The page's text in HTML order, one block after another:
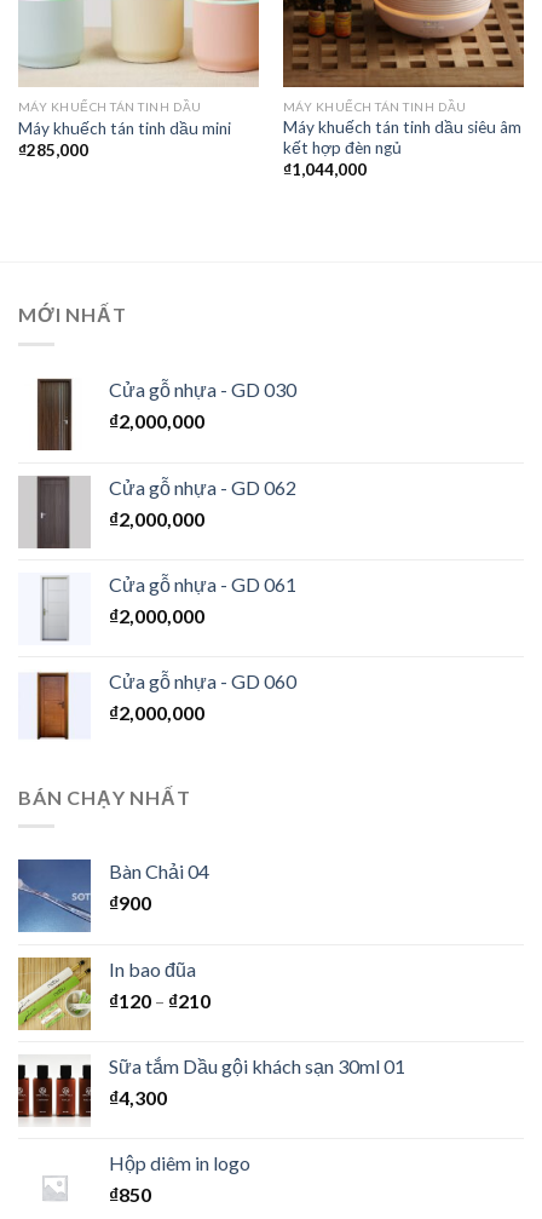
MÁY KHUẾCH TÁN TINH DẦU
Máy khuếch tán tinh dầu mini
₫285,000
MÁY KHUẾCH TÁN TINH DẦU
Máy khuếch tán tinh dầu siêu âm
kết hợp đèn ngủ
₫1,044,000
MỚI NHẤT
Cửa gỗ nhựa - GD 030
₫2,000,000
Cửa gỗ nhựa - GD 062
₫2,000,000
Cửa gỗ nhựa - GD 061
₫2,000,000
Cửa gỗ nhựa - GD 060
₫2,000,000
BÁN CHẠY NHẤT
Bàn Chải 04
₫900
In bao đũa
₫120 – ₫210
Sữa tắm Dầu gội khách sạn 30ml 01
₫4,300
Hộp diêm in logo
₫850